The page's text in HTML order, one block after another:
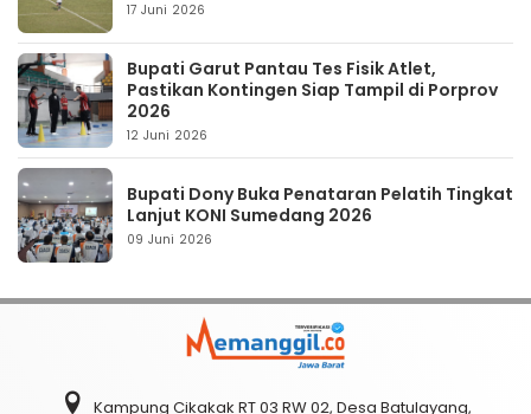
17 Juni 2026
Bupati Garut Pantau Tes Fisik Atlet,
Pastikan Kontingen Siap Tampil di Porprov
2026
12 Juni 2026
Bupati Dony Buka Penataran Pelatih Tingkat
Lanjut KONI Sumedang 2026
09 Juni 2026
Kampung Cikakak RT 03 RW 02, Desa Batulayang,